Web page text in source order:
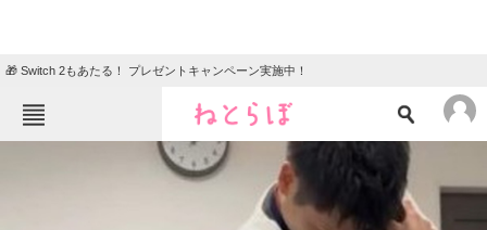
🎁 Switch 2もあたる！ プレゼントキャンペーン実施中！
ニュース
クイズ